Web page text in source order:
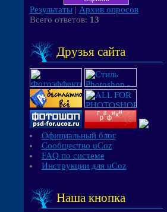
Результаты | Архив опросов
Всего ответов: 13
Друзья сайта
Официальный блог
Сообщество uCoz
FAQ по системе
Инструкции для uCoz
Наша кнопка